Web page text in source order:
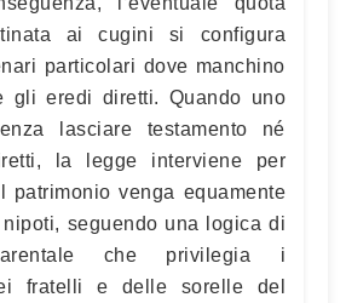
ai cugini si configura
particolari dove manchino
gli eredi diretti. Quando uno
lasciare testamento né
la legge interviene per
patrimonio venga equamente
seguendo una logica di
che privilegia i
fratelli e delle sorelle del